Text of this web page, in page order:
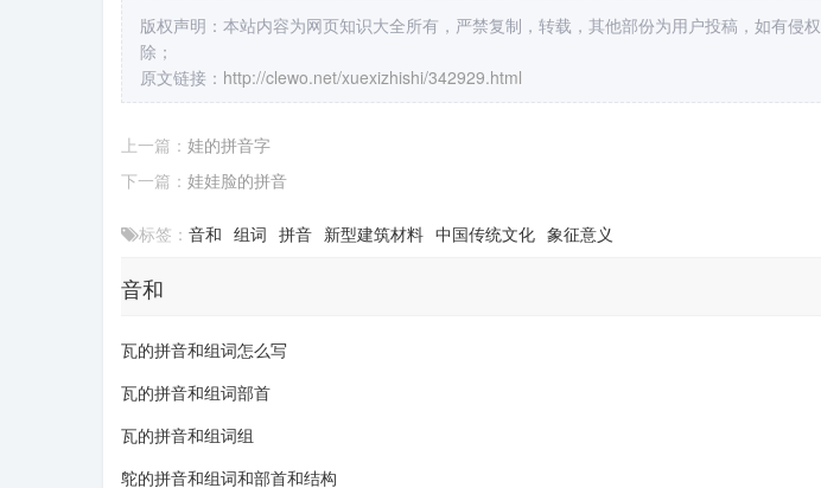
版权声明：本站内容为网页知识大全所有，严禁复制，转载，其他部份为用户投稿，如有侵
除；
原文链接： http://clewo.net/xuexizhishi/342929.html
上一篇： 娃的拼音字
下一篇： 娃娃脸的拼音
标签： 音和 组词 拼音 新型建筑材料 中国传统文化 象征意义
音和
瓦的拼音和组词怎么写
瓦的拼音和组词部首
瓦的拼音和组词组
鸵的拼音和组词和部首和结构